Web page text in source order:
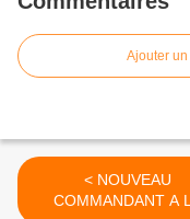
Ajouter
< NOUVEAU
COMMANDANT A